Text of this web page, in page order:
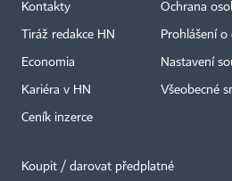
Kontakty
Tiráž redakce HN
Economia
Kariéra v HN
Ceník inzerce
Ochrana
Prohlášení o
Nastavení
Všeobecné
Koupit / darovat předplatné